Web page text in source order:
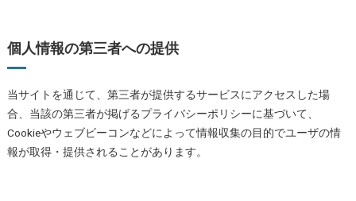
個人情報の第三者への提供
当サイトを通じて、第三者が提供するサービスにアクセスした場
合、当該の第三者が掲げるプライバシーポリシーに基づいて、
Cookieやウェブビーコンなどによって情報収集の目的でユーザの情
報が取得・提供されることがあります。